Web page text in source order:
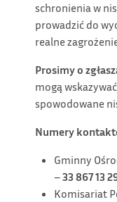
schronienia w
prowadzić do
realne
Prosimy o
mogą
spowodowane
Numery
Gminny
–33 867 13
Komisariat